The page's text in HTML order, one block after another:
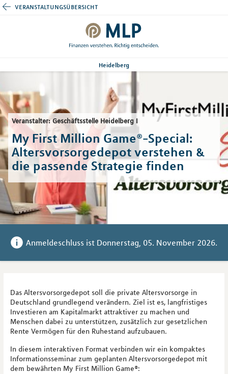
veranstaltungsübersicht
Heidelberg
Veranstalter: Geschäftsstelle Heidelberg I
My First Million Game®-Special:
Altersvorsorgedepot verstehen &
die passende Strategie finden
Anmeldeschluss ist Donnerstag, 05. November 2026.
Das Altersvorsorgedepot soll die private Altersvorsorge in
Deutschland grundlegend verändern. Ziel ist es, langfristiges
Investieren am Kapitalmarkt attraktiver zu machen und
Menschen dabei zu unterstützen, zusätzlich zur gesetzlichen
Rente Vermögen für den Ruhestand aufzubauen.
In diesem interaktiven Format verbinden wir ein kompaktes
Informationsseminar zum geplanten Altersvorsorgedepot mit
dem bewährten My First Million Game®: